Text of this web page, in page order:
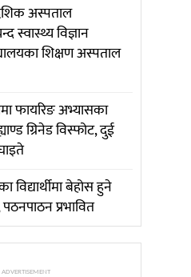
अस्पताल
स्वास्थ्य विज्ञान
शिक्षण अस्पताल
फायरिङ अभ्यासका
ग्रिनेड विस्फोट, दुई
विद्यार्थीमा बेहोस हुने
प्रभावित
ADVERTISEMENT